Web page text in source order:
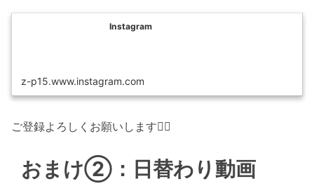
Instagram
z-p15.www.instagram.com
ご登録よろしくお願いします🙇‍♂️
おまけ②：日替わり動画